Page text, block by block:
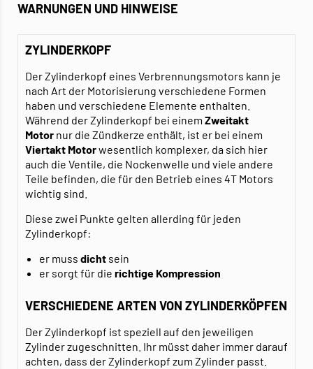
WARNUNGEN UND HINWEISE
ZYLINDERKOPF
Der Zylinderkopf eines Verbrennungsmotors kann je
nach Art der Motorisierung verschiedene Formen
haben und verschiedene Elemente enthalten.
Während der Zylinderkopf bei einem Zweitakt
Motor nur die Zündkerze enthält, ist er bei einem
Viertakt Motorwesentlich komplexer, da sich hier
auch die Ventile, die Nockenwelle und viele andere
Teile befinden, die für den Betrieb eines 4T Motors
wichtig sind.
Diese zwei Punkte gelten allerding für jeden
Zylinderkopf:
er muss dicht sein
er sorgt für die richtige Kompression
VERSCHIEDENE ARTEN VON ZYLINDERKÖPFEN
Der Zylinderkopf ist speziell auf den jeweiligen
Zylinder zugeschnitten. Ihr müsst daher immer darauf
achten, dass der Zylinderkopf zum Zylinder passt.